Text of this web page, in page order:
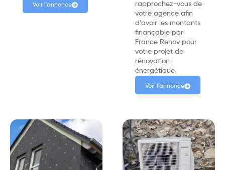
Voir l'annonce
rapprochez-vous de
votre agence afin
d’avoir les montants
finançable par
France Renov pour
votre projet de
rénovation
énergétique
Voir l'annonce